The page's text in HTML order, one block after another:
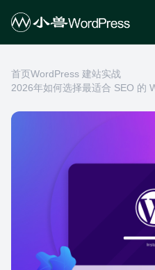
首页WordPress 建站实战
2026年如何选择最适合 SEO 的